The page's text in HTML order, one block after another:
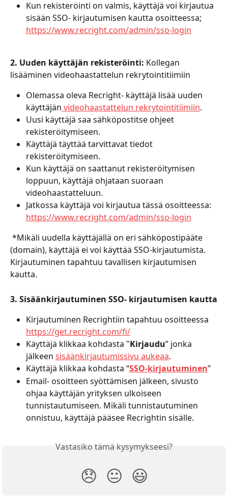
Kun rekisteröinti on valmis, käyttäjä voi kirjautua
sisään SSO- kirjautumisen kautta osoitteessa;
https://www.recright.com/admin/sso-login
2. Uuden käyttäjän rekisteröinti: Kollegan
lisääminen videohaastattelun rekrytointitiimiin
Olemassa oleva Recright- käyttäjä lisää uuden
käyttäjän videohaastattelun rekrytointitiimiin.
Uusi käyttäjä saa sähköpostitse ohjeet
rekisteröitymiseen.
Käyttäjä täyttää tarvittavat tiedot
rekisteröitymiseen.
Kun käyttäjä on saattanut rekisteröitymisen
loppuun, käyttäjä ohjataan suoraan
videohaastatteluun.
Jatkossa käyttäjä voi kirjautua tässä osoitteessa:
https://www.recright.com/admin/sso-login
(domain), käyttäjä ei voi käyttää SSO-kirjautumista.
Kirjautuminen tapahtuu tavallisen kirjautumisen
kautta.
3. Sisäänkirjautuminen SSO- kirjautumisen kautta
Kirjautuminen Recrightiin tapahtuu osoitteessa
https://get.recright.com/fi/
Käyttäjä klikkaa kohdasta "Kirjaudu” jonka
jälkeen sisäänkirjautumissivu aukeaa.
Käyttäjä klikkaa kohdasta “SSO-kirjautuminen”
Email- osoitteen syöttämisen jälkeen, sivusto
ohjaa käyttäjän yrityksen ulkoiseen
tunnistautumiseen. Mikäli tunnistautuminen
onnistuu, käyttäjä pääsee Recrightin sisälle.
Vastasiko tämä kysymykseesi?
😞 😐 😃